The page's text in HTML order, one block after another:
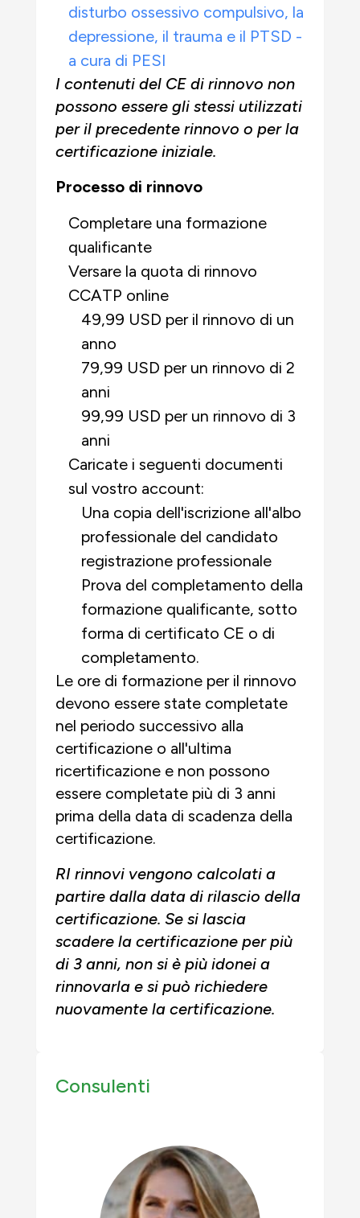
disturbo ossessivo compulsivo, la
depressione, il trauma e il PTSD -
a cura di PESI
I contenuti del CE di rinnovo non
possono essere gli stessi utilizzati
per il precedente rinnovo o per la
certificazione iniziale.
Processo di rinnovo
Completare una formazione
qualificante
Versare la quota di rinnovo
CCATP online
49,99 USD per il rinnovo di un
anno
79,99 USD per un rinnovo di 2
anni
99,99 USD per un rinnovo di 3
anni
Caricate i seguenti documenti
sul vostro account:
Una copia dell'iscrizione all'albo
professionale del candidato
registrazione professionale
Prova del completamento della
formazione qualificante, sotto
forma di certificato CE o di
completamento.
Le ore di formazione per il rinnovo
devono essere state completate
nel periodo successivo alla
certificazione o all'ultima
ricertificazione e non possono
essere completate più di 3 anni
prima della data di scadenza della
certificazione.
RI rinnovi vengono calcolati a
partire dalla data di rilascio della
certificazione. Se si lascia
scadere la certificazione per più
di 3 anni, non si è più idonei a
rinnovarla e si può richiedere
nuovamente la certificazione.
Consulenti